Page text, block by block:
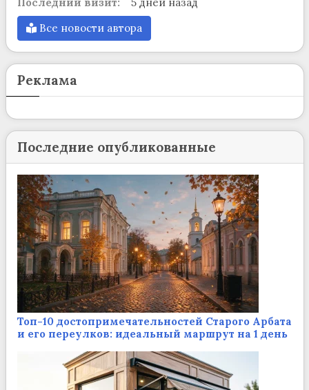
Все новости автора
Реклама
Последние опубликованные
Топ-10 достопримечательностей Старого Арбата
и его переулков: идеальный маршрут на 1 день